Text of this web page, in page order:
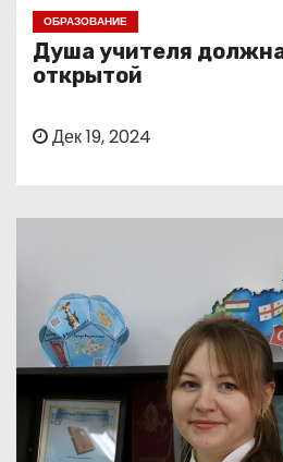
ОБРАЗОВАНИЕ
Душа учителя
открытой
Дек 19, 2024